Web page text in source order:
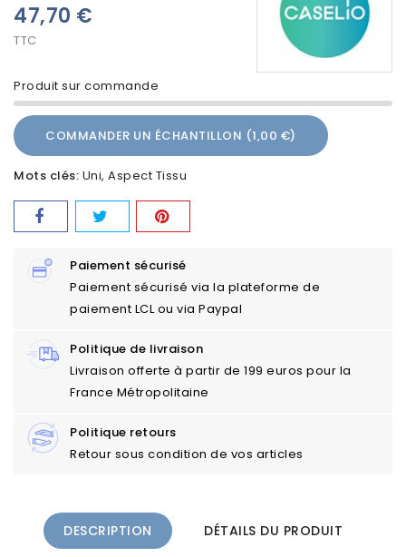
Produit sur commande
47,70 €
TTC
COMMANDER UN ÉCHANTILLON (1,00 €)
Mots clés: Uni Aspect Tissu
Paiement sécurisé
Paiement sécurisé via la plateforme de
paiement LCL ou via Paypal
Politique de livraison
Livraison offerte à partir de 199 euros pour la
France Métropolitaine
Politique retours
Retour sous condition de vos articles
DESCRIPTION DÉTAILS DU PRODUIT